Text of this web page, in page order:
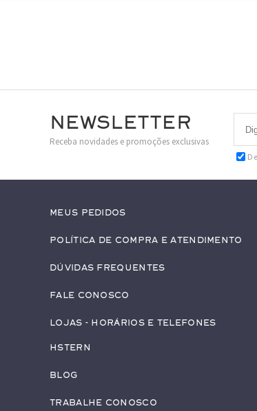
Newsletter
Receba novidades e promoções exclusivas
Meus pedidos
Política de Compra e Atendimento
Dúvidas Frequentes
Fale conosco
Lojas - Horários e Telefones
HStern
Blog
Trabalhe conosco